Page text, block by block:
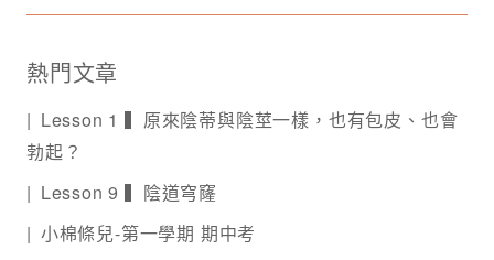
熱門文章
Lesson 1 ▍原來陰蒂與陰莖一樣，也有包皮、也會
勃起？
Lesson 9 ▍陰道穹窿
小棉條兒-第一學期 期中考